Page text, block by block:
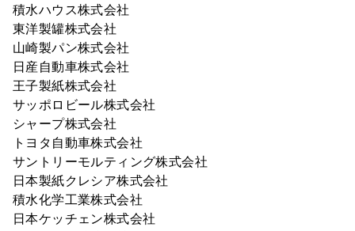
積水ハウス株式会社
東洋製罐株式会社
山崎製パン株式会社
日産自動車株式会社
王子製紙株式会社
サッポロビール株式会社
シャープ株式会社
トヨタ自動車株式会社
サントリーモルティング株式会社
日本製紙クレシア株式会社
積水化学工業株式会社
日本ケッチェン株式会社